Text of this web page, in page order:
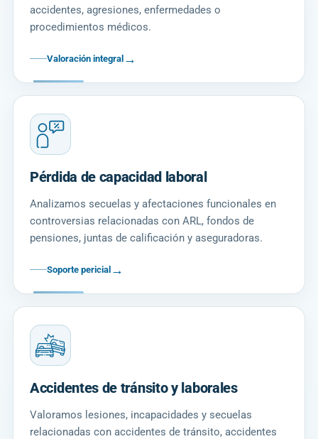
accidentes, agresiones, enfermedades o
procedimientos médicos.
Valoración integral →
Pérdida de capacidad laboral
Analizamos secuelas y afectaciones funcionales en
controversias relacionadas con ARL, fondos de
pensiones, juntas de calificación y aseguradoras.
Soporte pericial →
Accidentes de tránsito y laborales
Valoramos lesiones, incapacidades y secuelas
relacionadas con accidentes de tránsito, accidentes